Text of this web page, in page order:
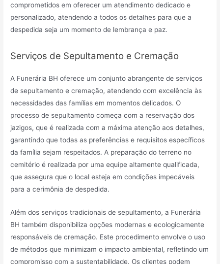
comprometidos em oferecer um atendimento dedicado e
personalizado, atendendo a todos os detalhes para que a
despedida seja um momento de lembrança e paz.
Serviços de Sepultamento e Cremação
A Funerária BH oferece um conjunto abrangente de serviços
de sepultamento e cremação, atendendo com excelência às
necessidades das famílias em momentos delicados. O
processo de sepultamento começa com a reservação dos
jazigos, que é realizada com a máxima atenção aos detalhes,
garantindo que todas as preferências e requisitos específicos
da família sejam respeitados. A preparação do terreno no
cemitério é realizada por uma equipe altamente qualificada,
que assegura que o local esteja em condições impecáveis
para a cerimônia de despedida.
Além dos serviços tradicionais de sepultamento, a Funerária
BH também disponibiliza opções modernas e ecologicamente
responsáveis de cremação. Este procedimento envolve o uso
de métodos que minimizam o impacto ambiental, refletindo um
compromisso com a sustentabilidade. Os clientes podem